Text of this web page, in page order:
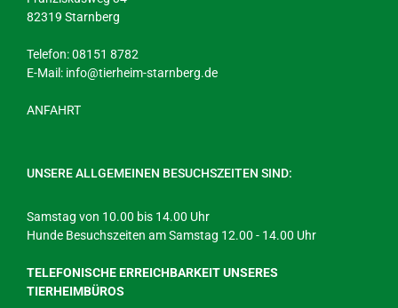
82319 Starnberg
Telefon: 08151 8782
E-Mail: info@tierheim-starnberg.de
ANFAHRT
UNSERE ALLGEMEINEN BESUCHSZEITEN SIND:
Samstag von 10.00 bis 14.00 Uhr
Hunde Besuchszeiten am Samstag 12.00 - 14.00 Uhr
TELEFONISCHE ERREICHBARKEIT UNSERES
TIERHEIMBÜROS